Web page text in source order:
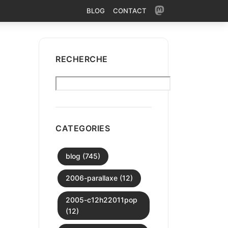
BLOG CONTACT
RECHERCHE
CATEGORIES
blog (745)
2006-parallaxe (12)
2005-c12h22011pop
(12)